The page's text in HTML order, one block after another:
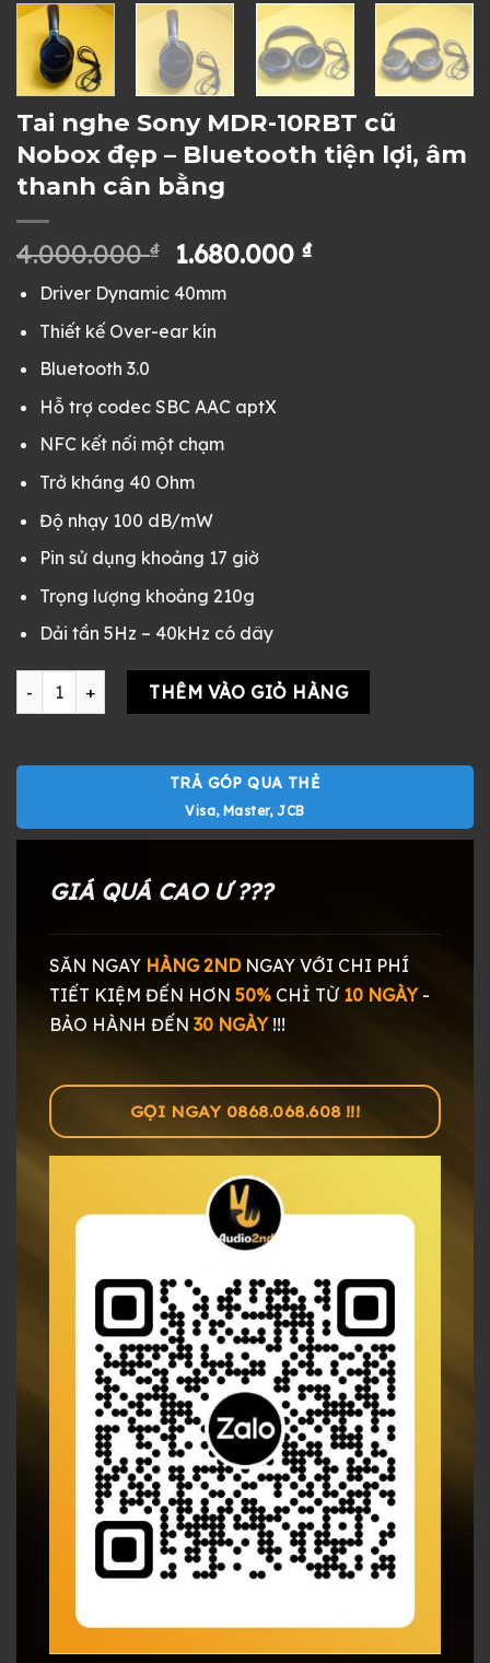
Tai nghe Sony MDR-10RBT cũ
Nobox đẹp – Bluetooth tiện lợi, âm
thanh cân bằng
4.000.000₫
Giá
gốc
là:
4.000.000 ₫.
1.680.000₫Giá
Driver Dynamic 40mm
Thiết kế Over-ear kín
Bluetooth 3.0
Hỗ trợ codec SBC AAC aptX
NFC kết nối một chạm
Trở kháng 40 Ohm
Độ nhạy 100 dB/mW
Pin sử dụng khoảng 17 giờ
Trọng lượng khoảng 210g
Dải tần 5Hz – 40kHz có dây
Tai nghe Sony MDR-10RBT cũ Nobox đẹp - Bluetooth tiện
THÊM VÀO GIỎ HÀNG
TRẢ GÓP QUA THẺ
Visa, Master, JCB
GIÁ QUÁ CAO Ư ???
SĂN NGAY HÀNG 2NDNGAY VỚI CHI PHÍ
TIẾT KIỆM ĐẾN HƠN 50% CHỈ TỪ 10 NGÀY-
BẢO HÀNH ĐẾN 30 NGÀY!!!
GỌI NGAY 0868.068.608 !!!